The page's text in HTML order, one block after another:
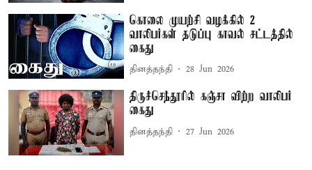
கொலை முயற்சி வழக்கில் 2
வாலிபர்கள் தடுப்பு காவல் சட்டத்தில்
கைது
தினத்தந்தி 28 Jun 2026
திருச்செந்தூரில் கஞ்சா விற்ற வாலிபர்
கைது
தினத்தந்தி 27 Jun 2026